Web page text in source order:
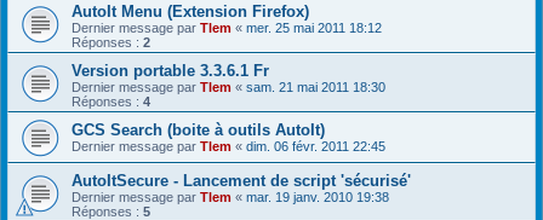
AutoIt Menu (Extension Firefox)
Dernier message par Tlem « mer. 25 mai 2011 18:12
Réponses : 2
Version portable 3.3.6.1 Fr
Dernier message par Tlem « sam. 21 mai 2011 18:30
Réponses : 4
GCS Search (boite à outils AutoIt)
Dernier message par Tlem « dim. 06 févr. 2011 22:45
AutoItSecure - Lancement de script 'sécurisé'
Dernier message par Tlem « mar. 19 janv. 2010 19:38
Réponses : 5